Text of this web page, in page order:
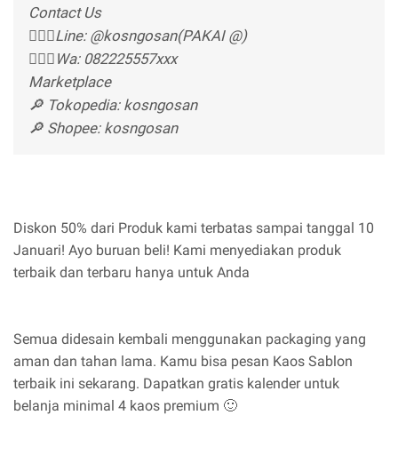
Contact Us
👉🏻📱Line: @kosngosan(PAKAI @)
👉🏻📱Wa: 082225557xxx
Marketplace
🔎 Tokopedia: kosngosan
🔎 Shopee: kosngosan
Diskon 50% dari Produk kami terbatas sampai tanggal 10
Januari! Ayo buruan beli! Kami menyediakan produk
terbaik dan terbaru hanya untuk Anda
Semua didesain kembali menggunakan packaging yang
aman dan tahan lama. Kamu bisa pesan Kaos Sablon
terbaik ini sekarang. Dapatkan gratis kalender untuk
belanja minimal 4 kaos premium 🙂